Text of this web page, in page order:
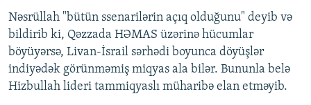
Nəsrüllah "bütün ssenarilərin açıq olduğunu" deyib və
bildirib ki, Qəzzada HƏMAS üzərinə hücumlar
böyüyərsə, Livan-İsrail sərhədi boyunca döyüşlər
indiyədək görünməmiş miqyas ala bilər. Bununla belə
Hizbullah lideri tammiqyaslı müharibə elan etməyib.